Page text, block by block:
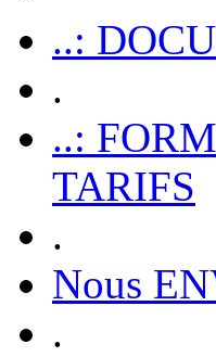
..:
.
..:
TARIFS
.
Nous
.